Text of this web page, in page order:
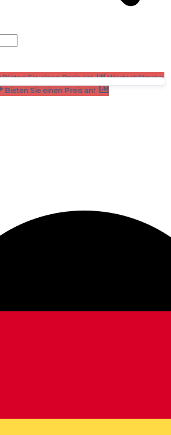
Bieten Sie einen Preis an!
Wertschätzung
Bieten Sie einen Preis an!